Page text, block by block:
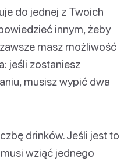
do jednej z Twoich
innym, żeby
masz możliwość
jeśli zostaniesz
musisz wypić dwa
drinków. Jeśli jest to
wziąć jednego